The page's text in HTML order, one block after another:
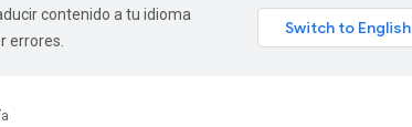
contenido a tu idioma
errores.